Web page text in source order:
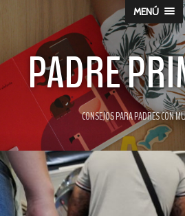
MENÚ
PADRE
CONSEJOS PARA PADRES CON